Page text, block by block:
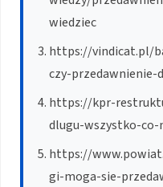
wiedziec
https://vindicat.pl/
czy-przedawnienie-
https://kpr-
dlugu-wszystko-
https://
gi-moga-sie-